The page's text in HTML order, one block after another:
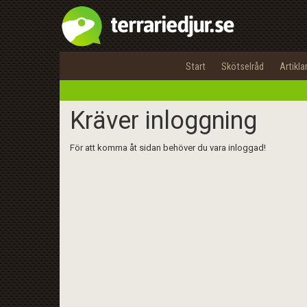
Start Skötselråd Artiklar
Kräver inloggning
För att komma åt sidan behöver du vara inloggad!